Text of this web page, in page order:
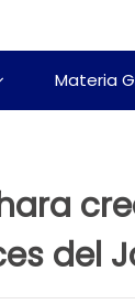
Materia
del